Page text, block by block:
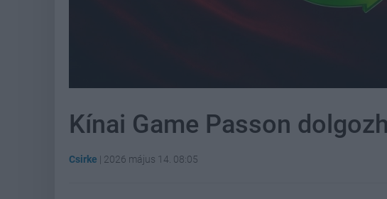
Kínai Game Passon
Csirke | 2026 május 14. 08:05